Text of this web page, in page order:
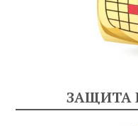
ЗАЩИТА